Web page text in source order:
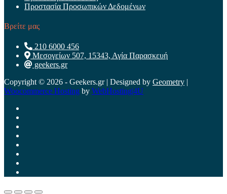
Προστασία Προσωπικών Δεδομένων
Βρείτε μας
210 6000 456
Μεσογείων 507, 15343, Αγία Παρασκευή
geekers.gr
Copyright © 2026 - Geekers.gr | Designed by Geometry |
Woocommerce Hosting by WebHosting|4U